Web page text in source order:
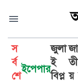
স
র্ব
শে
ইপেপার
জুলা
ই
বিপ্ল
জা
তী
য়